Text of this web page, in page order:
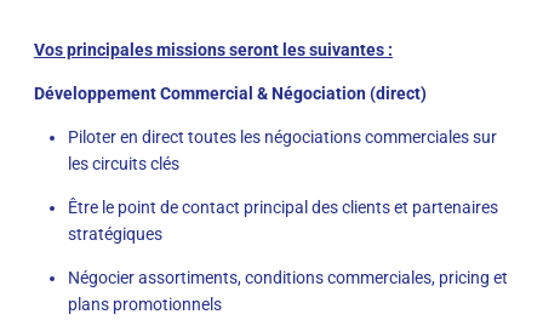
Vos principales missions seront les suivantes :
Développement Commercial & Négociation (direct)
Piloter en direct toutes les négociations commerciales sur
les circuits clés
Être le point de contact principal des clients et partenaires
stratégiques
Négocier assortiments, conditions commerciales, pricing et
plans promotionnels